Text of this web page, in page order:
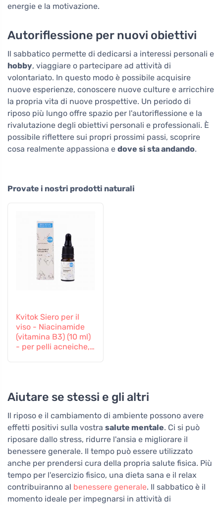
energie e la motivazione.
Autoriflessione per nuovi obiettivi
Il sabbatico permette di dedicarsi a interessi personali e
hobby, viaggiare o partecipare ad attività di
volontariato. In questo modo è possibile acquisire
nuove esperienze, conoscere nuove culture e arricchire
la propria vita di nuove prospettive. Un periodo di
riposo più lungo offre spazio per l'autoriflessione e la
rivalutazione degli obiettivi personali e professionali. È
possibile riflettere sui propri prossimi passi, scoprire
cosa realmente appassiona e dove si sta andando.
Provate i nostri prodotti naturali
Kvitok Siero per il
viso - Niacinamide
(vitamina B3) (10 ml)
- per pelli acneiche,
Aiutare se stessi e gli altri
Il riposo e il cambiamento di ambiente possono avere
effetti positivi sulla vostra salute mentale. Ci si può
riposare dallo stress, ridurre l'ansia e migliorare il
benessere generale. Il tempo può essere utilizzato
anche per prendersi cura della propria salute fisica. Più
tempo per l'esercizio fisico, una dieta sana e il relax
contribuiranno al benessere generale. Il sabbatico è il
momento ideale per impegnarsi in attività di